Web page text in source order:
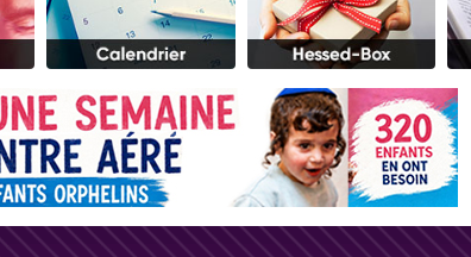
de nous rejoindre sur WhatsApp
pour étudier en groupe sur Zoom
son Maasser
de nous rejoindre sur WhatsApp
de nous rejoindre sur WhatsApp
son Maasser
de faire un don pour 5 jours de vacances aux Orphelins